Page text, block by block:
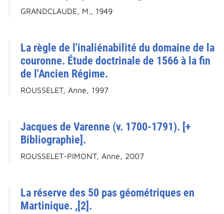
GRANDCLAUDE, M., 1949
La règle de l'inaliénabilité du domaine de la
couronne. Étude doctrinale de 1566 à la fin
de l'Ancien Régime.
ROUSSELET, Anne, 1997
Jacques de Varenne (v. 1700-1791). [+
Bibliographie].
ROUSSELET-PIMONT, Anne, 2007
La réserve des 50 pas géométriques en
Martinique. ,[2].